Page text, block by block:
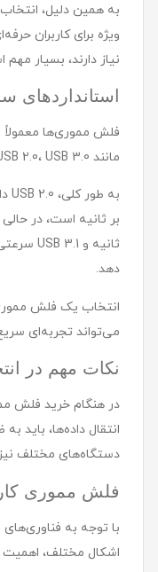
به همین دلیل،
ویژه برای کاربران
نیاز دارند، بسیار
فلش مموری‌ها معمولاً
مانند USB 2.0، USB 3.0 و USB 3.1 شناسایی می‌شوند.
دهد.
می‌تواند تجربه‌ای
نکات مهم در
در هنگام خرید فلش
انتقال داده‌ها، باید
دستگاه‌های مختلف
فلش مموری
با توجه به فناوری‌های
اشکال مختلف، اهمیت